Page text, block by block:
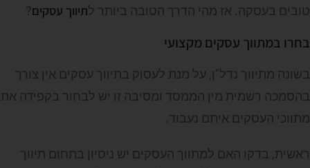
טובים בעסקה. אז מהי הדרך הטובה ביותר לתיווך עסקים?
בחרו במתווך עסקים מקצועי
בשונה מתיווך נדל"ן, על מנת לעסוק בתיווך עסקים אין צורך
בהסמכה רשמית מין הממסד ומסיבה זו יש לבחור בקפידה את
מתווכי העסקים איתם נעבוד.
ראשית, בדקו האם למתווך העסקים יש ניסיון בתחום תיווך